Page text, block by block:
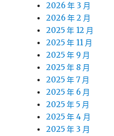
2026 年 3 月
2026 年 2 月
2025 年 12 月
2025 年 11 月
2025 年 9 月
2025 年 8 月
2025 年 7 月
2025 年 6 月
2025 年 5 月
2025 年 4 月
2025 年 3 月